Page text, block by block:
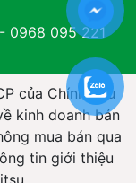
0968 095 221
của Chính Phủ
kinh doanh bán
mua bán qua
tin giới thiệu